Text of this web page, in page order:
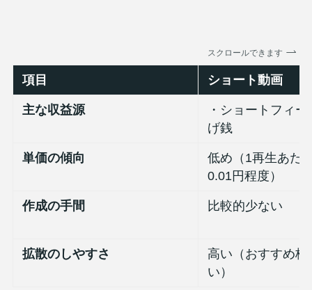
スクロールできます
項目 ショート動画
主な収益源
・ショートフィ
げ銭
単価の傾向
低め（1再生あた
0.01円程度）
作成の手間 比較的少ない
拡散のしやすさ
高い（おすすめ枠
い）